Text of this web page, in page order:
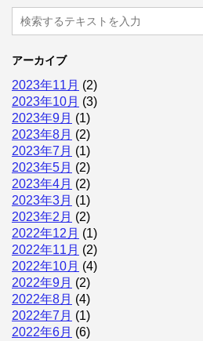
アーカイブ
2023年11月 (2)
2023年10月 (3)
2023年9月 (1)
2023年8月 (2)
2023年7月 (1)
2023年5月 (2)
2023年4月 (2)
2023年3月 (1)
2023年2月 (2)
2022年12月 (1)
2022年11月 (2)
2022年10月 (4)
2022年9月 (2)
2022年8月 (4)
2022年7月 (1)
2022年6月 (6)